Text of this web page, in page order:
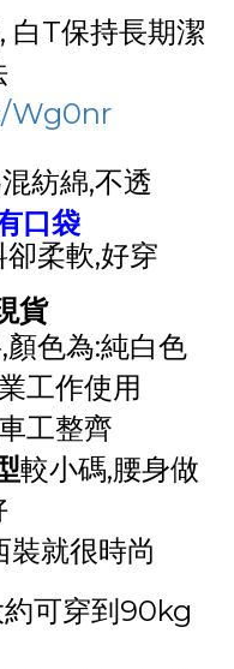
白T保持長期潔
Wg0nr
紡綿,不透
口袋
柔軟,好穿
貨
色為:純白色
工作使用
工整齊
較小碼,腰身做
裝就很時尚
約可穿到90kg